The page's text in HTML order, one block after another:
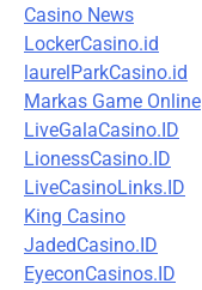
Casino News
LockerCasino.id
laurelParkCasino.id
Markas Game Online
LiveGalaCasino.ID
LionessCasino.ID
LiveCasinoLinks.ID
King Casino
JadedCasino.ID
EyeconCasinos.ID